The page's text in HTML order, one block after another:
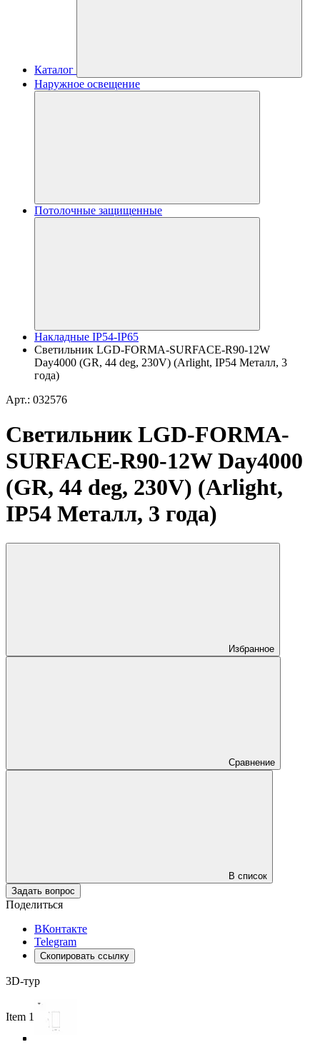
Каталог
Наружное освещение
Потолочные защищенные
Накладные IP54-IP65
Светильник LGD-FORMA-SURFACE-R90-12W
Day4000 (GR, 44 deg, 230V) (Arlight, IP54 Металл, 3
года)
Арт.: 032576
Светильник LGD-FORMA-
SURFACE-R90-12W Day4000
(GR, 44 deg, 230V) (Arlight,
IP54 Металл, 3 года)
Избранное
Сравнение
В список
Задать вопрос
Поделиться
ВКонтакте
Telegram
Скопировать ссылку
3D-тур
Item 1 of 5